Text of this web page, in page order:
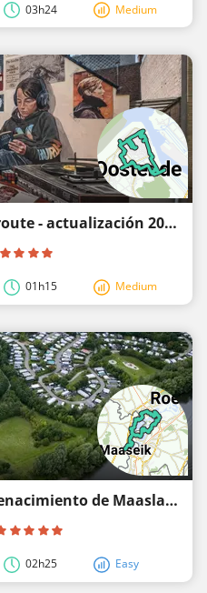
03h24 Medium
El Crystal Ship Centrumroute - actualización 2025
01h15 Medium
De la ciudad blanca al Renacimiento de Maasland
02h25 Easy